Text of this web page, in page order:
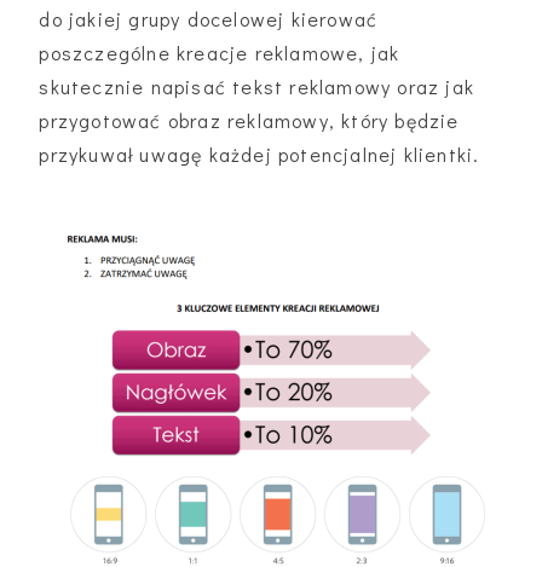
do jakiej grupy docelowej kierować
poszczególne kreacje reklamowe, jak
skutecznie napisać tekst reklamowy oraz jak
przygotować obraz reklamowy, który będzie
przykuwał uwagę każdej potencjalnej klientki.